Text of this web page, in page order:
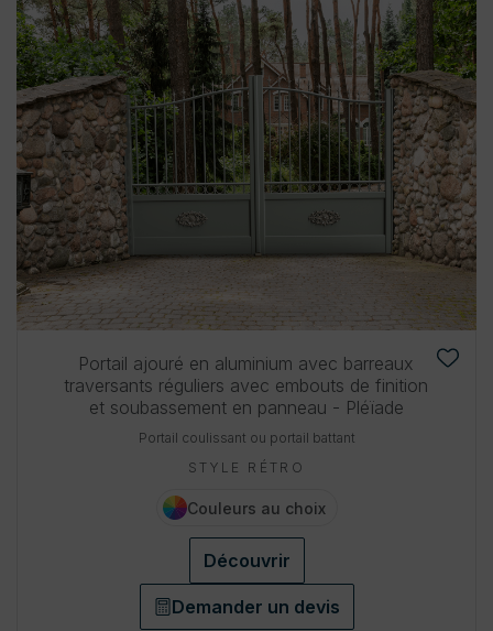
Portail ajouré en aluminium avec barreaux
traversants réguliers avec embouts de finition
et soubassement en panneau - Pléïade
Portail coulissant ou portail battant
STYLE RÉTRO
Couleurs au choix
Découvrir
Demander un devis